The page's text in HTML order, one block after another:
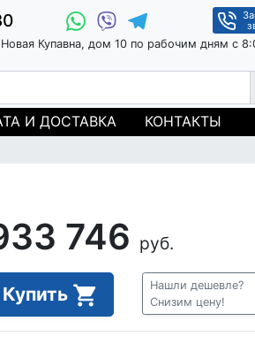
Купавна, дом 10 по рабочим дням с
И ДОСТАВКА КОНТАКТЫ
746 руб.
Купить
Нашли дешевле?
Снизим цену!